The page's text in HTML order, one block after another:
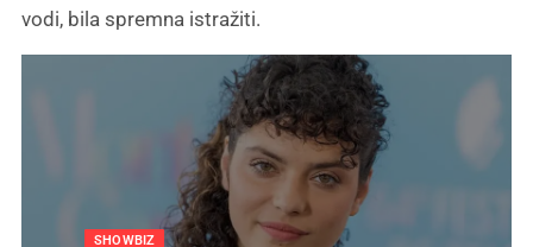
vodi, bila spremna istražiti.
SHOWBIZ UNCATEGORIZED
HAIR CARE